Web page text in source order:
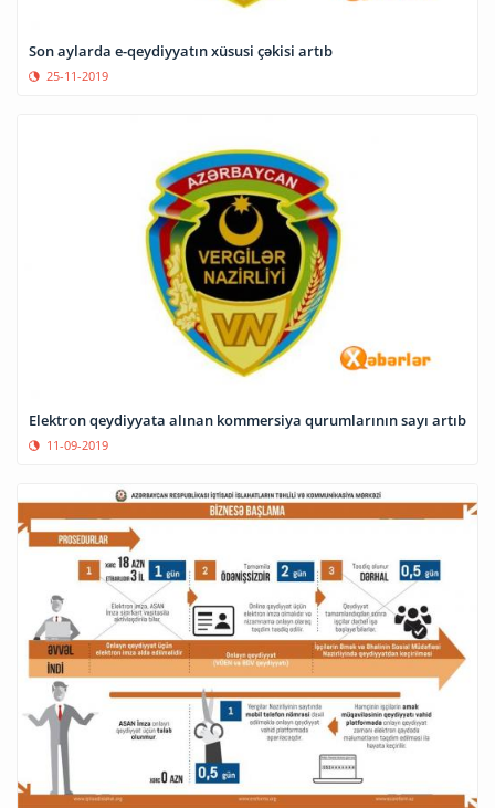
Son aylarda e-qeydiyyatın xüsusi çəkisi artıb
25-11-2019
Elektron qeydiyyata alınan kommersiya qurumlarının sayı artıb
11-09-2019